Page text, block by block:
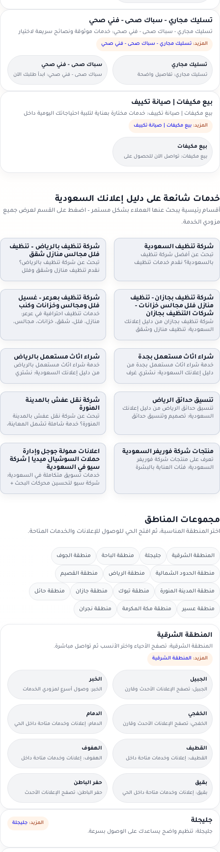
بخطوات بسيطة وواضحة.
تسليك مجاري - سباك صحى - فني صحي
تسليك مجاري - سباك صحى - فني صحي: خدمات موثوقة ونصائح سريعة لاختيار
الأنسب.
المزيد: تسليك مجاري - سباك صحى - فني صحي
تسليك مجاري
تسليك مجاري: تفاصيل واضحة
لتسهيل اختيار مقدم الخدمة.
سباك صحى - فني صحي
سباك صحى - فني صحي: ابدأ طلبك الآن
بخطوات بسيطة وواضحة.
بيع مكيفات | صيانة تكييف
بيع مكيفات | صيانة تكييف: خدمات مختارة بعناية لتلبية احتياجاتك اليومية داخل
السعودية.
المزيد: بيع مكيفات | صيانة تكييف
بيع مكيفات
بيع مكيفات: تواصل الآن للحصول على
عرض سعر مناسب.
خدمات شائعة على دليل إعلانك السعودية
أقسام رئيسية يبحث عنها العملاء بشكل مستمر – اضغط على القسم لعرض جميع
مزودي الخدمة.
شركة تنظيف السعودية
تبحث عن أفضل شركة تنظيف
بالسعودية؟ نقدم خدمات تنظيف
تنافسية. اطلب خدمتك الآن!
شركة تنظيف بالرياض – تنظيف
فلل مجالس منازل شقق
تبحث عن شركة تنظيف بالرياض؟
نقدم تنظيف منازل وشقق وفلل
وعقود دورية للمنازل والمكاتب. اطلب
تقييمًا مجانيًا وتفاصيل السعر حسب
المساحة والخدمة.
شركة تنظيف بجازان - تنظيف
منازل فلل مجالس خزانات -
شركات التنظيف بجازان
شركة تنظيف بجازان من دليل إعلانك
السعودية: تنظيف منازل وشقق
وتعقيم الخزانات. خدمة مرنة وزيارات
دورية وعقود للمنشآت. اتصل الآن
لحجز الموعد.
شركة تنظيف بعرعر – غسيل
فلل ومجالس وخزانات وكنب
خدمات تنظيف احترافية في عرعر:
منازل، فلل، شقق، خزانات، مجالس،
شراء اثاث مستعمل بجدة
خدمة شراء اثاث مستعمل بجدة من
دليل إعلانك السعودية: نشتري غرف
وتقييم عادل، فك ونقل سريع،
واستلام فوري. تواصل الآن لتحديد
الموعد.
شراء اثاث مستعمل بالرياض
خدمة شراء اثاث مستعمل بالرياض
من دليل إعلانك السعودية: نشتري
مكاتب، ومحتويات شقق وفلل كاملة.
معاينة وتقييم عادل، فك ونقل،
واستلام سريع. تواصل الآن.
تنسيق حدائق الرياض
تنسيق حدائق الرياض من دليل إعلانك
السعودية: تصميم وتنسيق حدائق
بالتنقيط، شلالات ونوافير وصيانة
شهرية. اطلب معاينة وخطة تصميم
تناسب مساحتك
شركة نقل عفش بالمدينة
المنورة
تبحث عن شركة نقل عفش بالمدينة
المنورة؟ خدمة شاملة تشمل المعاينة،
للأدوار وتخزين مؤقت عند الحاجة. دليل
إعلانك السعودية يساعدك تختار
الخدمة المناسبة وتعرف خطوات النقل
والتسعير
منتجات شركة فوريفر السعودية
تعرف على منتجات شركة فوريفر
السعودية: فئات العناية بالبشرة
إعلانك السعودية.
اعلانات ممولة جوجل وإدارة
حملات السوشيال ميديا | شركة
سيو في السعودية
خدمات تسويق متكاملة في السعودية:
شركة سيو لتحسين محركات البحث +
مجموعات المناطق
اختر المنطقة المناسبة، ثم افتح الحي للوصول للإعلانات والخدمات المتاحة.
المنطقة الشرقية جليجلة منطقة الباحة منطقة الجوف
منطقة الحدود الشمالية منطقة الرياض منطقة القصيم
منطقة المدينة المنورة منطقة تبوك منطقة جازان منطقة حائل
منطقة عسير منطقة مكة المكرمة منطقة نجران
المنطقة الشرقية
المنطقة الشرقية: تصفح الأحياء واختر الأنسب ثم تواصل مباشرة.
المزيد: المنطقة الشرقية
الجبيل
الجبيل: تصفح الإعلانات الأحدث وقارن
التفاصيل بسرعة.
الخبر
الخبر: وصول أسرع لمزودي الخدمات
القريبين منك.
الخفجي
الخفجي: تصفح الإعلانات الأحدث وقارن
التفاصيل بسرعة.
الدمام
الدمام: إعلانات وخدمات متاحة داخل الحي
مع وسائل تواصل مباشرة.
القطيف
القطيف: إعلانات وخدمات متاحة داخل
الحي مع وسائل تواصل مباشرة.
الهفوف
الهفوف: إعلانات وخدمات متاحة داخل
الحي مع وسائل تواصل مباشرة.
بقيق
بقيق: إعلانات وخدمات متاحة داخل الحي
مع وسائل تواصل مباشرة.
حفر الباطن
حفر الباطن: تصفح الإعلانات الأحدث
وقارن التفاصيل بسرعة.
جليجلة
جليجلة: تنظيم واضح يساعدك على الوصول بسرعة.
المزيد: جليجلة